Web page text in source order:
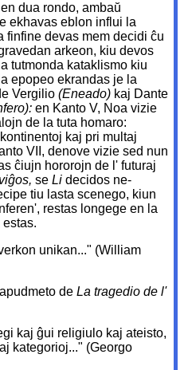
dua rondo, ambaŭ
ekhavas eblon influi la
finfine devas mem decidi ĉu
arkeon, kiu devos
tutmonda kataklismo kiu
epopeo ekrandas je la
Vergilio(Eneado) kaj Dante
en Kanto V, Noa vizie
de la tuta homaro:
kaj pri multaj
VII, denove vizie sed nun
ĉiujn hororojn de l' futuraj
seLidecidos ne-
tiu lasta scenego, kiun
restas longege en la
unikan..." (William
deLa tragedio de l'
kaj ĝui religiulo kaj ateisto,
kategorioj..." (Georgo